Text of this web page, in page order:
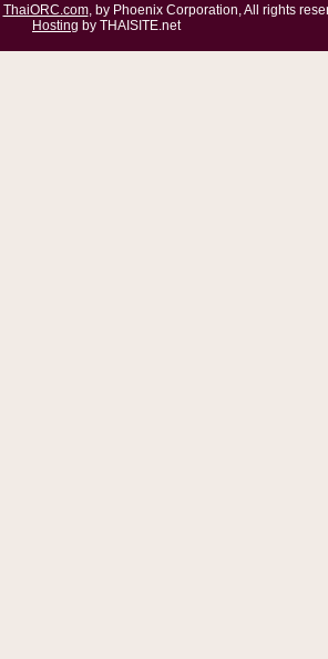
ThaiORC.com, by Phoenix Corporation, All rights
Hosting by THAISITE.net